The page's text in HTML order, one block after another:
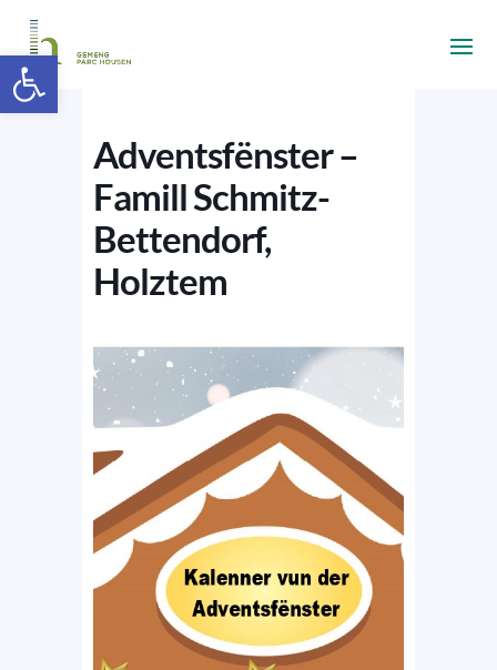
Adventsfënster –
Famill Schmitz-
Bettendorf,
Holztem
Ouvrir la barre d’outils